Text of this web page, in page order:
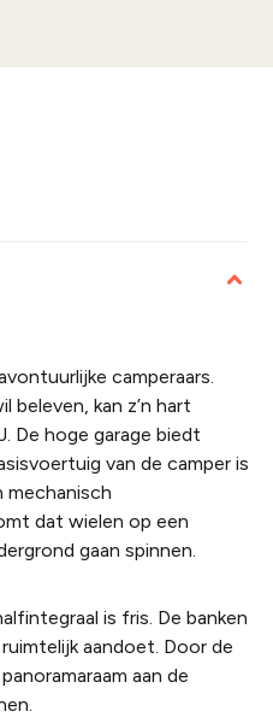
camperaars.
kan z’n hart
De hoge garage biedt
van de camper is
mechanisch
dat wielen op een
gaan spinnen.
is fris. De banken
aandoet. Door de
aan de